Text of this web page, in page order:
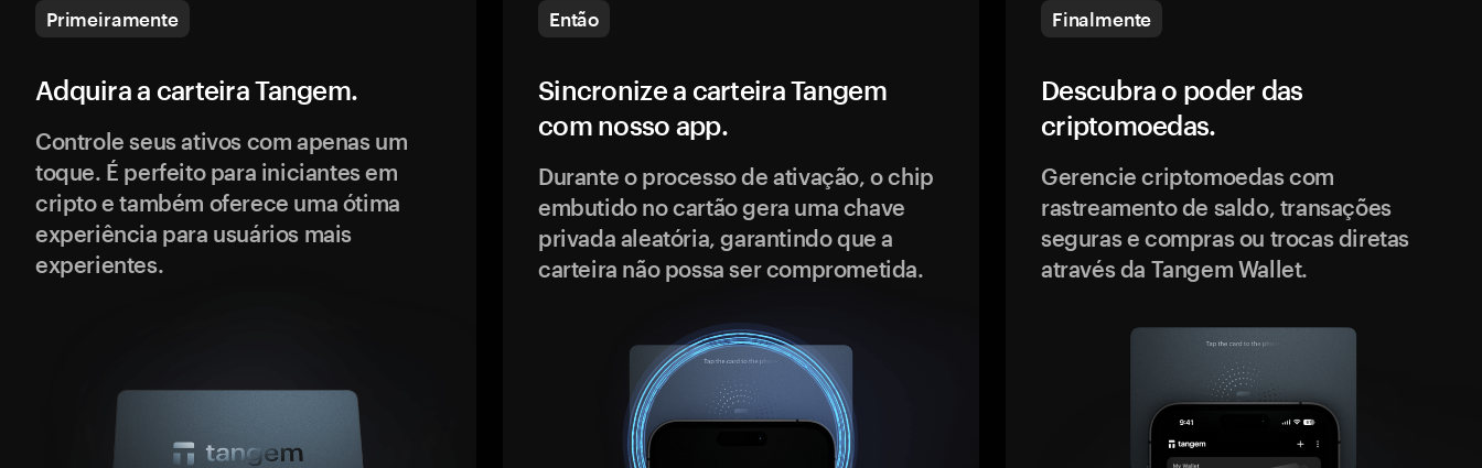
Primeiramente
Adquira a carteira Tangem.
Controle seus ativos com apenas um
toque. É perfeito para iniciantes em
cripto e também oferece uma ótima
experiência para usuários mais
experientes.
Então
Sincronize a carteira Tangem
com nosso app.
Durante o processo de ativação, o chip
embutido no cartão gera uma chave
privada aleatória, garantindo que a
carteira não possa ser comprometida.
Finalmente
Descubra o poder das
criptomoedas.
Gerencie criptomoedas com
rastreamento de saldo, transações
seguras e compras ou trocas diretas
através da Tangem Wallet.